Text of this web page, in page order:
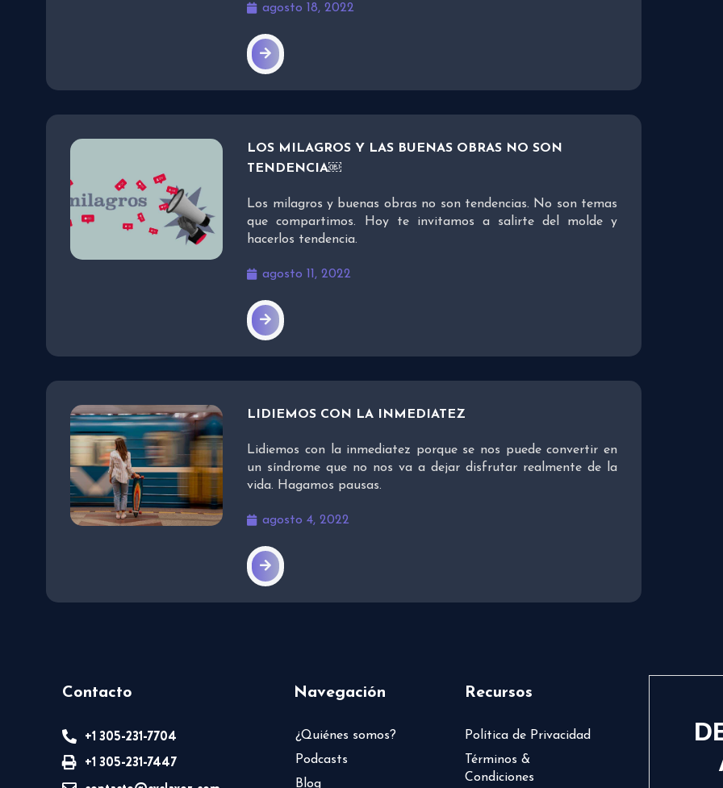
agosto 18, 2022
LOS MILAGROS Y LAS BUENAS OBRAS NO SON
TENDENCIA￼
Los milagros y buenas obras no son tendencias. No son temas
que compartimos. Hoy te invitamos a salirte del molde y
hacerlos tendencia.
agosto 11, 2022
LIDIEMOS CON LA INMEDIATEZ
Lidiemos con la inmediatez porque se nos puede convertir en
un síndrome que no nos va a dejar disfrutar realmente de la
vida. Hagamos pausas.
agosto 4, 2022
Contacto
+1 305-231-7704
+1 305-231-7447
Navegación
¿Quiénes somos?
Podcasts
Blog
Recursos
Política de Privacidad
Términos &
Condiciones